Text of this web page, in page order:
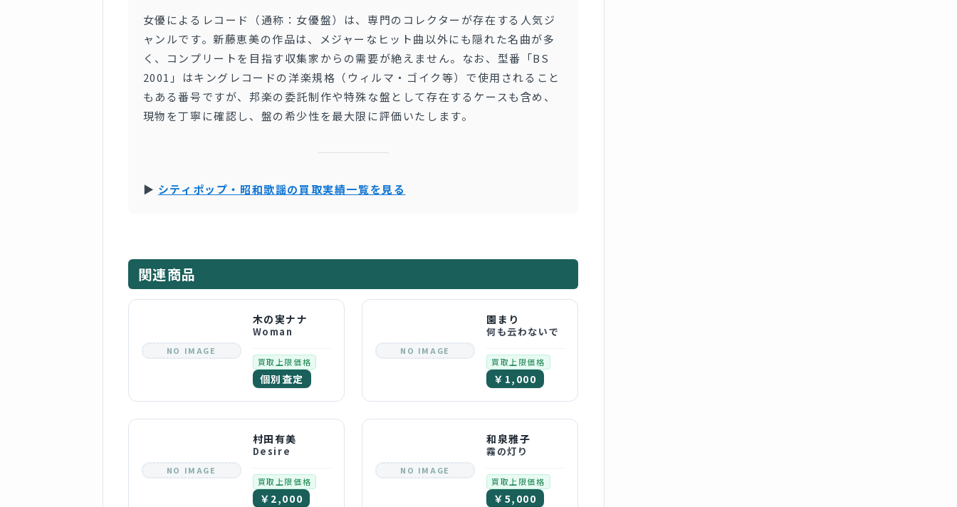
女優によるレコード（通称：女優盤）は、専門のコレクターが存在する人気ジ
ャンルです。新藤恵美の作品は、メジャーなヒット曲以外にも隠れた名曲が多
く、コンプリートを目指す収集家からの需要が絶えません。なお、型番「BS
2001」はキングレコードの洋楽規格（ウィルマ・ゴイク等）で使用されること
もある番号ですが、邦楽の委託制作や特殊な盤として存在するケースも含め、
現物を丁寧に確認し、盤の希少性を最大限に評価いたします。
▶ シティポップ・昭和歌謡の買取実績一覧を見る
関連商品
NO IMAGE
木の実ナナ
Woman
買取上限価格
個別査定
NO IMAGE
園まり
何も云わないで
買取上限価格
￥1,000
NO IMAGE
村田有美
Desire
買取上限価格
￥2,000
NO IMAGE
和泉雅子
霧の灯り
買取上限価格
￥5,000